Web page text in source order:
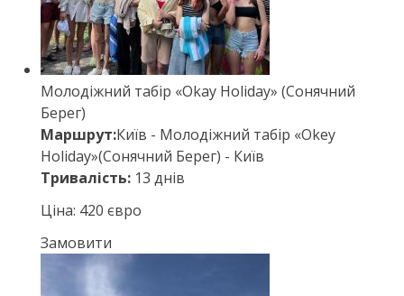
Молодіжний табір «Okay Holiday» (Сонячний
Берег)
Маршрут:Київ - Молодіжний табір «Okey
Holiday»(Сонячний Берег) - Київ
Тривалість: 13 днів
Ціна: 420 євро
Замовити